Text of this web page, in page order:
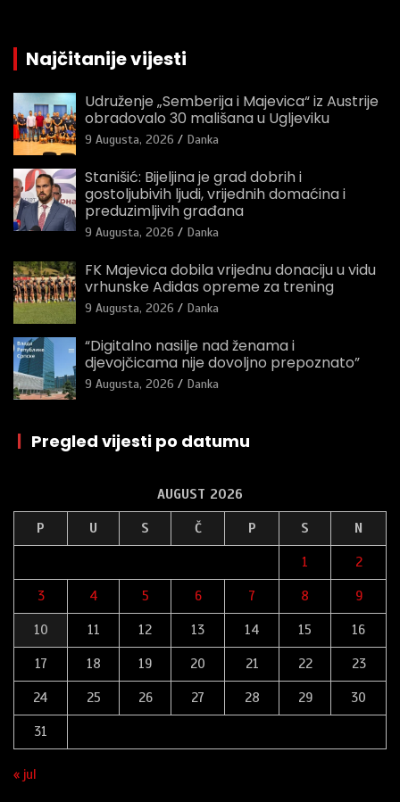
Najčitanije vijesti
Udruženje „Semberija i Majevica“ iz Austrije
obradovalo 30 mališana u Ugljeviku
9 Augusta, 2026 Danka
Stanišić: Bijeljina je grad dobrih i
gostoljubivih ljudi, vrijednih domaćina i
preduzimljivih građana
9 Augusta, 2026 Danka
FK Majevica dobila vrijednu donaciju u vidu
vrhunske Adidas opreme za trening
9 Augusta, 2026 Danka
“Digitalno nasilje nad ženama i
djevojčicama nije dovoljno prepoznato”
9 Augusta, 2026 Danka
| Pregled vijesti po datumu
AUGUST 2026
P U S Č P S N
1 2
3 4 5 6 7 8 9
10 11 12 13 14 15 16
17 18 19 20 21 22 23
24 25 26 27 28 29 30
31
« jul